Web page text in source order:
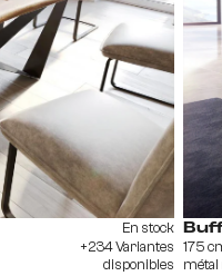
En stock
+234 Variantes
disponibles
175
métal